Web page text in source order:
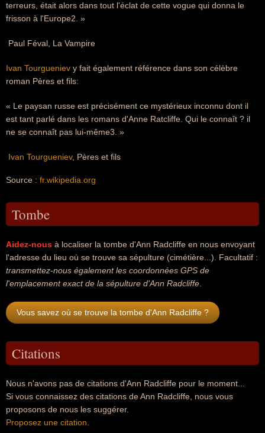
terreurs, était alors dans tout l'éclat de cette vogue qui donna le
frisson à l'Europe2. »
 Paul Féval, La Vampire
Ivan Tourgueniev y fait également référence dans son célèbre
roman Pères et fils:
« Le paysan russe est précisément ce mystérieux inconnu dont il
est tant parlé dans les romans d'Anne Ratcliffe. Qui le connaît ? il
ne se connaît pas lui-même3. »
Ivan Tourgueniev, Pères et fils
Source : fr.wikipedia.org
Tombe
Aidez-nous à localiser la tombe d'Ann Radcliffe en nous envoyant
l'adresse du lieu où se trouve sa sépulture (cimétière...). Facultatif :
transmettez-nous également les coordonnées GPS de
l'emplacement exact de la sépulture d'Ann Radcliffe
Vous savez où se trouve la tombe d'Ann Radcliffe ?
Citations
Nous n'avons pas de citations d'Ann Radcliffe pour le moment...
Si vous connaissez des citations de Ann Radcliffe, nous vous
proposons de nous les suggérer.
Proposez une citation